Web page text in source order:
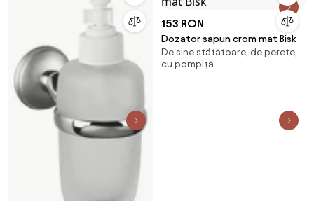
153 RON
Dozator sapun crom mat Bisk
De sine stătătoare, de perete,
cu pompiță